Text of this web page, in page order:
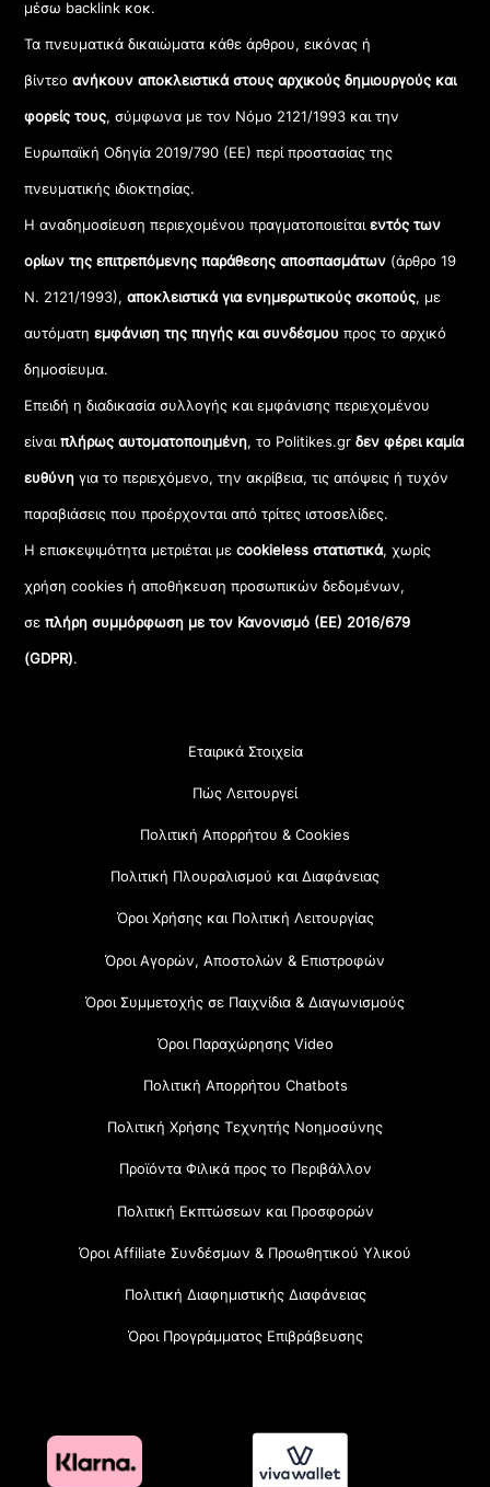
μέσω backlink κοκ.
Τα πνευματικά δικαιώματα κάθε άρθρου, εικόνας ή
βίντεοανήκουν αποκλειστικά στους αρχικούς δημιουργούς και
φορείς τους, σύμφωνα με τον Νόμο 2121/1993 και την
Ευρωπαϊκή Οδηγία 2019/790 (ΕΕ) περί προστασίας της
πνευματικής ιδιοκτησίας.
Η αναδημοσίευση περιεχομένου πραγματοποιείταιεντός των
ορίων της επιτρεπόμενης παράθεσης αποσπασμάτων (άρθρο 19
Ν. 2121/1993), αποκλειστικά για ενημερωτικούς σκοπούς, με
αυτόματηεμφάνιση της πηγής και συνδέσμου προς το αρχικό
δημοσίευμα.
Επειδή η διαδικασία συλλογής και εμφάνισης περιεχομένου
είναιπλήρως αυτοματοποιημένη, το Politikes.grδεν φέρει καμία
ευθύνη για το περιεχόμενο, την ακρίβεια, τις απόψεις ή τυχόν
παραβιάσεις που προέρχονται από τρίτες ιστοσελίδες.
Η επισκεψιμότητα μετριέται μεcookieless στατιστικά, χωρίς
χρήση cookies ή αποθήκευση προσωπικών δεδομένων,
σεπλήρη συμμόρφωση με τον Κανονισμό (ΕΕ) 2016/679
(GDPR).
Εταιρικά Στοιχεία
Πώς Λειτουργεί
Πολιτική Απορρήτου & Cookies
Πολιτική Πλουραλισμού και Διαφάνειας
Όροι Χρήσης και Πολιτική Λειτουργίας
Όροι Αγορών, Αποστολών & Επιστροφών
Όροι Συμμετοχής σε Παιχνίδια & Διαγωνισμούς
Όροι Παραχώρησης Video
Πολιτική Απορρήτου Chatbots
Πολιτική Χρήσης Τεχνητής Νοημοσύνης
Προϊόντα Φιλικά προς το Περιβάλλον
Πολιτική Εκπτώσεων και Προσφορών
Όροι Affiliate Συνδέσμων & Προωθητικού Υλικού
Πολιτική Διαφημιστικής Διαφάνειας
Όροι Προγράμματος Επιβράβευσης